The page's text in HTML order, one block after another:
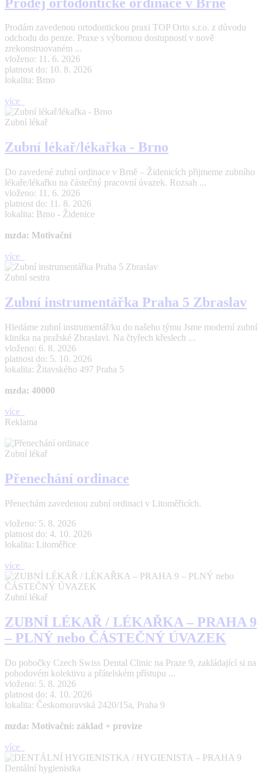
Prodám zavedenou ortodontickou praxi TOP Orto s.r.o. z důvodu
odchodu do penze. Praxe s výbornou dostupností v nově
zrekonstruovaném ...
vloženo: 11. 6. 2026
platnost do: 10. 8. 2026
lokalita: Brno
více
Zubní lékař
Zubní lékař/lékařka - Brno
Do zavedené zubní ordinace v Brně – Židenicích přijmeme zubního
lékaře/lékařku na částečný pracovní úvazek. Rozsah ...
vloženo: 11. 6. 2026
platnost do: 11. 8. 2026
lokalita: Brno - Židenice
mzda: Motivační
více
Zubní sestra
Zubní instrumentářka Praha 5 Zbraslav
Hledáme zubní instrumentář/ku do našeho týmu Jsme moderní zubní
klinika na pražské Zbraslavi. Na čtyřech křeslech ...
vloženo: 6. 8. 2026
platnost do: 5. 10. 2026
lokalita: Žitavského 497 Praha 5
mzda: 40000
více
Reklama
Zubní lékař
Přenechání ordinace
Přenechám zavedenou zubní ordinaci v Litoměřicích.
vloženo: 5. 8. 2026
platnost do: 4. 10. 2026
lokalita: Litoměřice
více
Zubní lékař
ZUBNÍ LÉKAŘ / LÉKAŘKA – PRAHA 9
– PLNÝ nebo ČÁSTEČNÝ ÚVAZEK
Do pobočky Czech Swiss Dental Clinic na Praze 9, zakládající si na
pohodovém kolektivu a přátelském přístupu ...
vloženo: 5. 8. 2026
platnost do: 4. 10. 2026
lokalita: Českomoravská 2420/15a, Praha 9
mzda: Motivační: základ + provize
více
Dentální hygienistka